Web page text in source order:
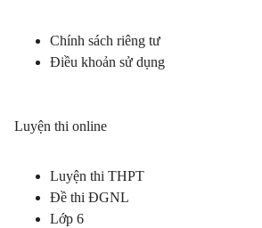
Chính sách riêng tư
Điều khoản sử dụng
Luyện thi online
Luyện thi THPT
Đề thi ĐGNL
Lớp 6